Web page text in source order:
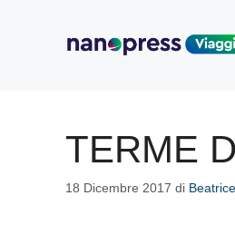
TERME
18 Dicembre 2017 di